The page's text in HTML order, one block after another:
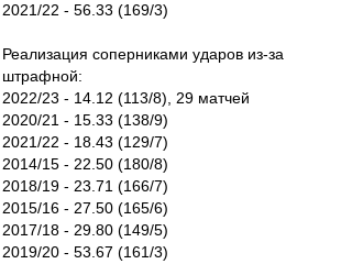
2021/22 - 56.33 (169/3)
Реализация соперниками ударов из-за
штрафной:
2022/23 - 14.12 (113/8), 29 матчей
2020/21 - 15.33 (138/9)
2021/22 - 18.43 (129/7)
2014/15 - 22.50 (180/8)
2018/19 - 23.71 (166/7)
2015/16 - 27.50 (165/6)
2017/18 - 29.80 (149/5)
2019/20 - 53.67 (161/3)